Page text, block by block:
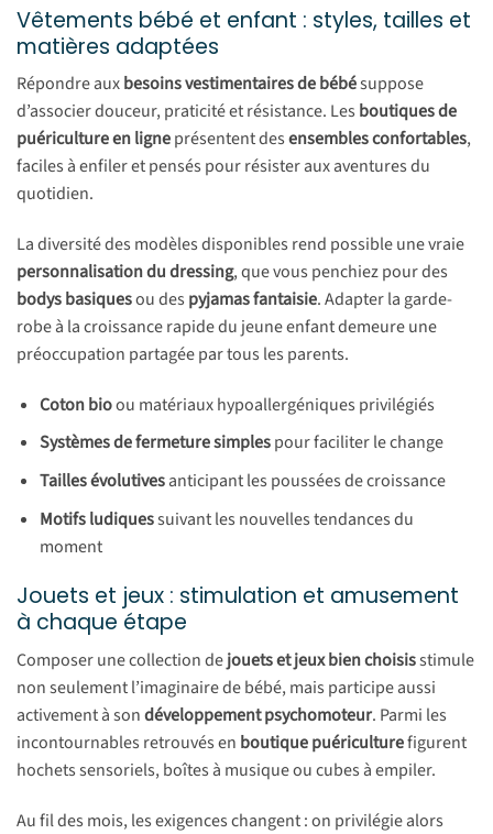
Vêtements bébé et enfant : styles, tailles et
matières adaptées
Répondre auxbesoins vestimentaires de bébésuppose
d’associer douceur, praticité et résistance. Les boutiques de
puériculture en ligneprésentent desensembles confortables,
faciles à enfiler et pensés pour résister aux aventures du
quotidien.
La diversité des modèles disponibles rend possible une vraie
personnalisation du dressing, que vous penchiez pour des
bodys basiquesou des pyjamas fantaisie. Adapter la garde-
robe à la croissance rapide du jeune enfant demeure une
préoccupation partagée par tous les parents.
Coton bioou matériaux hypoallergéniques privilégiés
Systèmes de fermeture simplespour faciliter le change
Tailles évolutivesanticipant les poussées de croissance
Motifs ludiquessuivant les nouvelles tendances du
moment
Jouets et jeux : stimulation et amusement
à chaque étape
Composer une collection dejouets et jeux bien choisisstimule
non seulement l’imaginaire de bébé, mais participe aussi
activement à sondéveloppement psychomoteur. Parmi les
incontournables retrouvés en boutique puériculturefigurent
hochets sensoriels, boîtes à musique ou cubes à empiler.
Au fil des mois, les exigences changent : on privilégie alors